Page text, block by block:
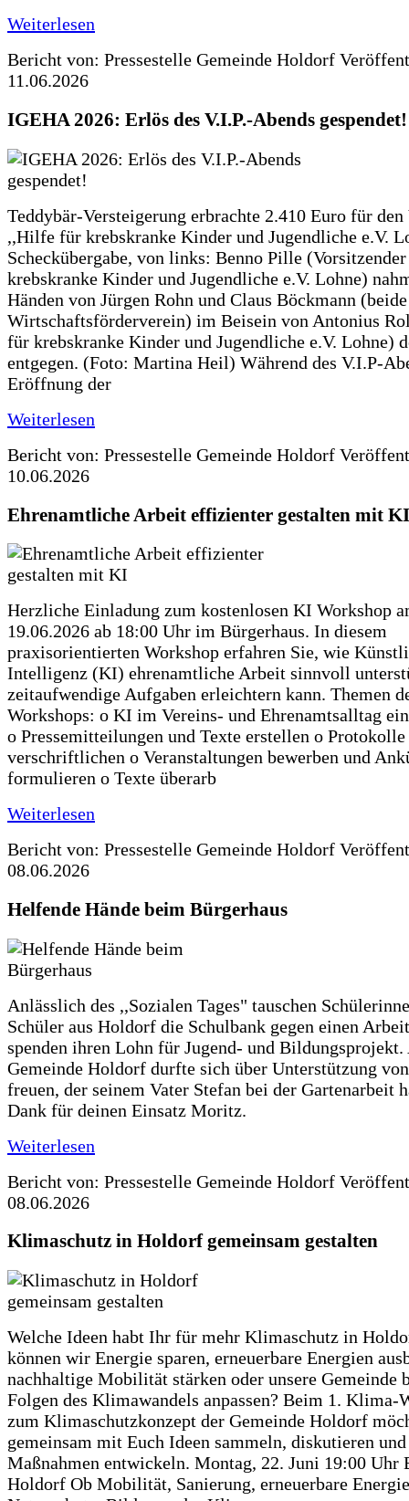
Weiterlesen
Bericht von: Pressestelle Gemeinde Holdorf
11.06.2026
IGEHA 2026: Erlös des V.I.P.-Abends gespendet!
Teddybär-Versteigerung erbrachte 2.410 Euro für den
,,Hilfe für krebskranke Kinder und Jugendliche e.V.
Scheckübergabe, von links: Benno Pille
krebskranke Kinder und Jugendliche e.V. Lohne)
Händen von Jürgen Rohn und Claus Böckmann
Wirtschaftsförderverein) im Beisein von Antonius
für krebskranke Kinder und Jugendliche e.V. Lohne)
entgegen. (Foto: Martina Heil) Während des V.I.P-
Eröffnung der
Weiterlesen
Bericht von: Pressestelle Gemeinde Holdorf
10.06.2026
Ehrenamtliche Arbeit effizienter gestalten mit KI
Herzliche Einladung zum kostenlosen KI Workshop
19.06.2026 ab 18:00 Uhr im Bürgerhaus. In diesem
praxisorientierten Workshop erfahren Sie, wie
Intelligenz (KI) ehrenamtliche Arbeit sinnvoll
zeitaufwendige Aufgaben erleichtern kann. Themen
Workshops: o KI im Vereins- und Ehrenamtsalltag
o Pressemitteilungen und Texte erstellen o
verschriftlichen o Veranstaltungen bewerben und
formulieren o Texte überarb
Weiterlesen
Bericht von: Pressestelle Gemeinde Holdorf
08.06.2026
Helfende Hände beim Bürgerhaus
Anlässlich des ,,Sozialen Tages" tauschen
Schüler aus Holdorf die Schulbank gegen einen
spenden ihren Lohn für Jugend- und Bildungsprojekt.
Gemeinde Holdorf durfte sich über Unterstützung
freuen, der seinem Vater Stefan bei der Gartenarbeit
Dank für deinen Einsatz Moritz.
Weiterlesen
Bericht von: Pressestelle Gemeinde Holdorf
08.06.2026
Klimaschutz in Holdorf gemeinsam gestalten
Welche Ideen habt Ihr für mehr Klimaschutz in
können wir Energie sparen, erneuerbare Energien
nachhaltige Mobilität stärken oder unsere Gemeinde
Folgen des Klimawandels anpassen? Beim 1. Klima-
zum Klimaschutzkonzept der Gemeinde Holdorf
gemeinsam mit Euch Ideen sammeln, diskutieren
Maßnahmen entwickeln. Montag, 22. Juni 19:00 Uhr
Holdorf Ob Mobilität, Sanierung, erneuerbare